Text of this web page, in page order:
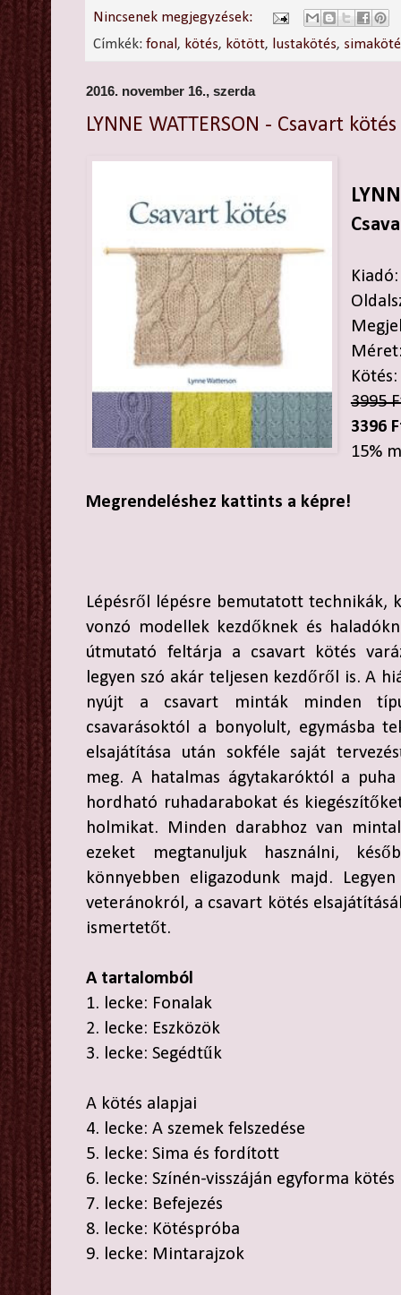
Nincsenek megjegyzések:
Címkék:fonal , kötés, kötött, lustakötés,
2016. november 16., szerda
LYNNE WATTERSON - Csavart kötés
3995
3396
15%
Megrendeléshez kattints a képre!
Lépésről lépésre bemutatott technikák,
vonzó modellek kezdőknek és
útmutató feltárja a csavart kötés
legyen szó akár teljesen kezdőről is. A
nyújt a csavart minták minden
csavarásoktól a bonyolult, egymásba
elsajátítása után sokféle saját
meg. A hatalmas ágytakaróktól a
hordható ruhadarabokat és
holmikat. Minden darabhoz van
ezeket megtanuljuk használni,
könnyebben eligazodunk majd.
veteránokról, a csavart kötés
ismertetőt.
A tartalomból
1. lecke: Fonalak
2. lecke: Eszközök
3. lecke: Segédtűk
A kötés alapjai
4. lecke: A szemek felszedése
5. lecke: Sima és fordított
6. lecke: Színén-visszáján egyforma kötés
7. lecke: Befejezés
8. lecke: Kötéspróba
9. lecke: Mintarajzok